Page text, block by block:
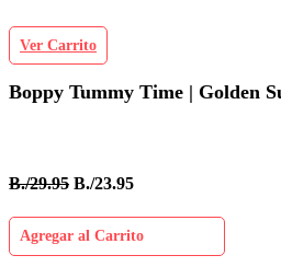
Ver Carrito
Boppy Tummy Time | Golden
B./29.95 B./23.95
Agregar al Carrito